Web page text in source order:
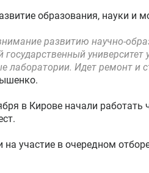
образования, науки и
развитию научно-
университет
лаборатории. Идет ремонт и
в Кирове начали
на участие в очередном